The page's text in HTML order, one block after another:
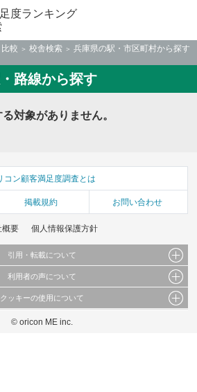
度ランキング
較 校舎検索
兵庫県の駅・市区町村から探す
路線から探す
対象がありません。
コン顧客満足度調査とは
掲載規約 お問い合わせ
概要 個人情報保護方針
引用・転載について
文字、写真、イラスト、画像データ等）及びこれらの配
無断転載・複製などの二次利用を行うことは固く禁じて
利用者の声について
べてサービスの利用者が提出された見解・感想です。
ご理解いただいた上でご覧ください。
クッキーの使用について
て、ユーザーに合わせたコンテンツや広告の表示、ソー
© oricon ME inc.